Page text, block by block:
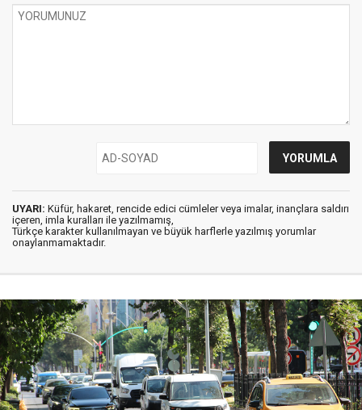
UYARI: Küfür, hakaret, rencide edici cümleler veya imalar, inançlara saldırı
içeren, imla kuralları ile yazılmamış,
Türkçe karakter kullanılmayan ve büyük harflerle yazılmış yorumlar
onaylanmamaktadır.